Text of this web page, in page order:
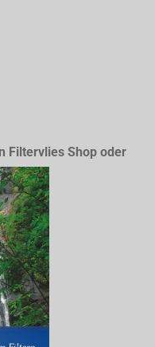
Filtervlies Shop oder